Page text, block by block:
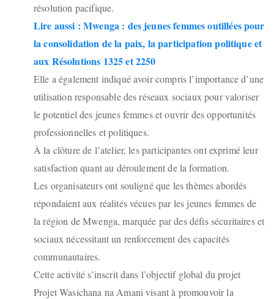
résolution pacifique.
Lire aussi : Mwenga : des jeunes femmes outillées pour
la consolidation de la paix, la participation politique et
aux Résolutions 1325 et 2250
Elle a également indiqué avoir compris l’importance d’une
utilisation responsable des réseaux sociaux pour valoriser
le potentiel des jeunes femmes et ouvrir des opportunités
professionnelles et politiques.
À la clôture de l’atelier, les participantes ont exprimé leur
satisfaction quant au déroulement de la formation.
Les organisateurs ont souligné que les thèmes abordés
répondaient aux réalités vécues par les jeunes femmes de
la région de Mwenga, marquée par des défis sécuritaires et
sociaux nécessitant un renforcement des capacités
communautaires.
Cette activité s’inscrit dans l’objectif global du projet
Projet Wasichana na Amani visant à promouvoir la